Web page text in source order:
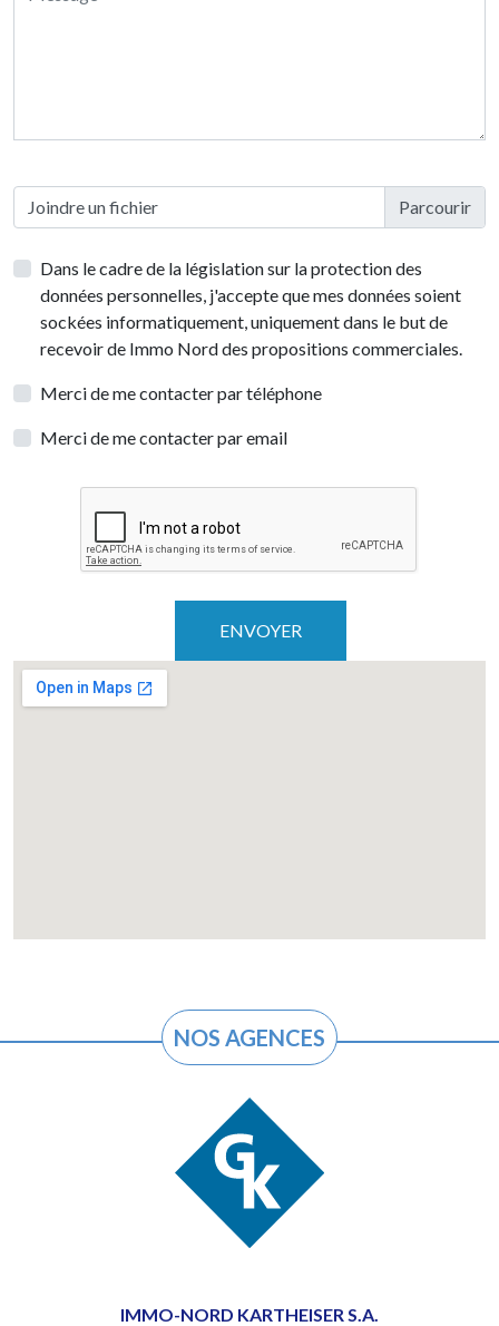
Joindre un fichier
Dans le cadre de la législation sur la protection des
données personnelles, j'accepte que mes données soient
sockées informatiquement, uniquement dans le but de
recevoir de Immo Nord des propositions commerciales.
Merci de me contacter par téléphone
Merci de me contacter par email
NOS AGENCES
IMMO-NORD KARTHEISER S.A.